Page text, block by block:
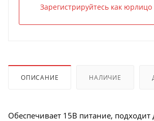
Зарегистрируйтесь как
ОПИСАНИЕ НАЛИЧИЕ
Обеспечивает 15В питание, подходит